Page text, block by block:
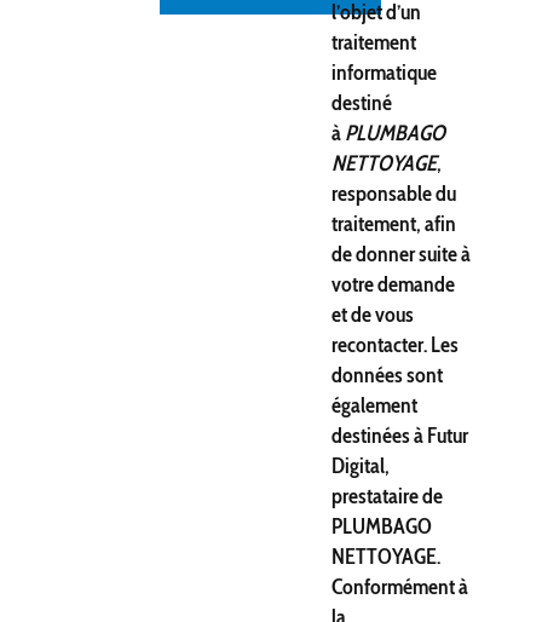
l’objet d’un
traitement
informatique
destiné
àPLUMBAGO
NETTOYAGE,
responsable du
traitement, afin
de donner suite à
votre demande
et de vous
recontacter. Les
données sont
également
destinées à Futur
Digital,
prestataire de
PLUMBAGO
NETTOYAGE.
Conformément à